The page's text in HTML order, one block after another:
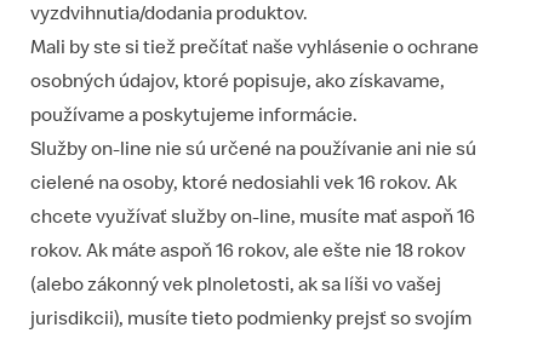
vyzdvihnutia/dodania produktov.
Mali by ste si tiež prečítať naše vyhlásenie o ochrane
osobných údajov, ktoré popisuje, ako získavame,
používame a poskytujeme informácie.
Služby on-line nie sú určené na používanie ani nie sú
cielené na osoby, ktoré nedosiahli vek 16 rokov. Ak
chcete využívať služby on-line, musíte mať aspoň 16
rokov. Ak máte aspoň 16 rokov, ale ešte nie 18 rokov
(alebo zákonný vek plnoletosti, ak sa líši vo vašej
jurisdikcii), musíte tieto podmienky prejsť so svojím